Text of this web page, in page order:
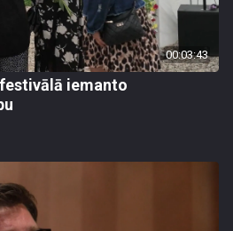
00:03:43
iemanto